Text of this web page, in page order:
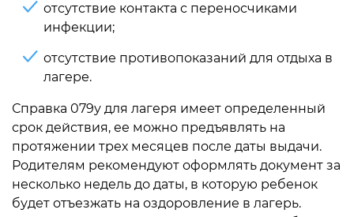
отсутствие контакта с переносчиками
инфекции;
отсутствие противопоказаний для отдыха в
лагере.
Справка 079у для лагеря имеет определенный
срок действия, ее можно предъявлять на
протяжении трех месяцев после даты выдачи.
Родителям рекомендуют оформлять документ за
несколько недель до даты, в которую ребенок
будет отъезжать на оздоровление в лагерь.